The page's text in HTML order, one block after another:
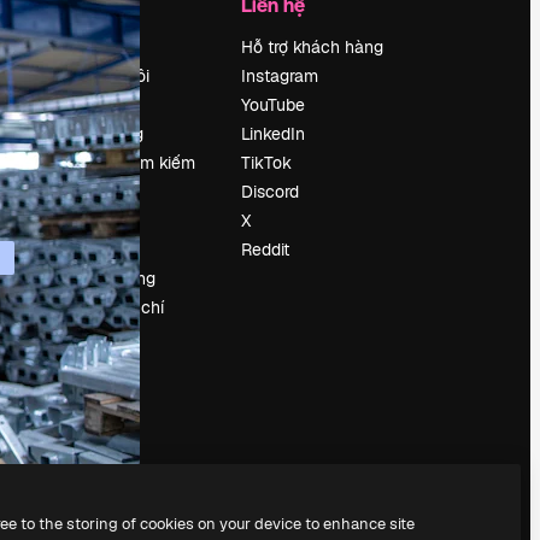
Bảng giá
Về chúng tôi
Reviews
Tuyển dụng
Xu hướng tìm kiếm
Blog
Sự kiện
Slidesgo
Bán nội dung
Phòng báo chí
Tìm kiếm
magnific.ai
Hỗ trợ khách hàng
Instagram
YouTube
LinkedIn
TikTok
Discord
X
Reddit
to the storing of cookies on your device to enhance site